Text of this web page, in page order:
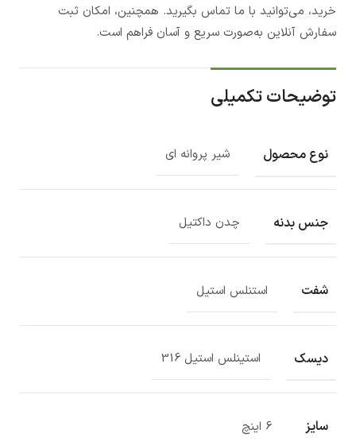
خرید، می‌توانید با ما تماس بگیرید. همچنین، امکان ثبت
سفارش آنلاین به‌صورت سریع و آسان فراهم است.
توضیحات تکمیلی
نوع محصول شیر پروانه ای
جنس بدنه چدن داکتیل
شفت استنلس استیل
دیسک استینلس استیل 316
سایز 6 اینچ